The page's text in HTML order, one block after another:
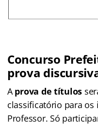
Concurso
prova
Aprova de títulos
classificatório para os
Professor. Só